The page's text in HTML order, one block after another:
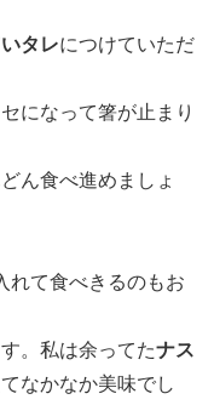
タレにつけていただ
になって箸が止まり
ん食べ進めましょ
れて食べきるのもお
。私は余ってたナス
なかなか美味でし